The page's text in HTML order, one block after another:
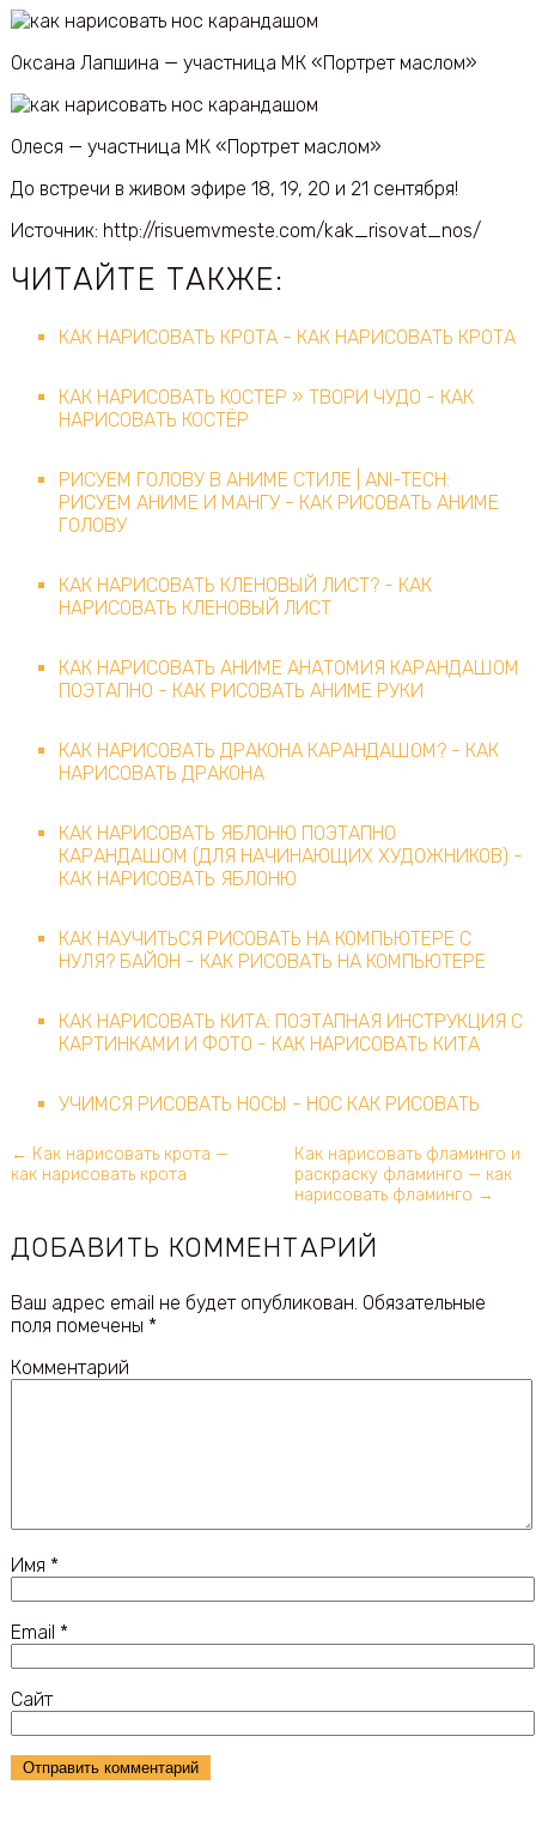
Оксана Лапшина — участница МК «Портрет маслом»
Олеся — участница МК «Портрет маслом»
До встречи в живом эфире 18, 19, 20 и 21 сентября!
Источник: http://risuemvmeste.com/kak_risovat_nos/
ЧИТАЙТЕ ТАКЖЕ:
КАК НАРИСОВАТЬ КРОТА - КАК НАРИСОВАТЬ КРОТА
КАК НАРИСОВАТЬ КОСТЕР » ТВОРИ ЧУДО - КАК
НАРИСОВАТЬ КОСТЁР
РИСУЕМ ГОЛОВУ В АНИМЕ СТИЛЕ | ANI-TECH:
РИСУЕМ АНИМЕ И МАНГУ - КАК РИСОВАТЬ АНИМЕ
ГОЛОВУ
КАК НАРИСОВАТЬ КЛЕНОВЫЙ ЛИСТ? - КАК
НАРИСОВАТЬ КЛЕНОВЫЙ ЛИСТ
КАК НАРИСОВАТЬ АНИМЕ АНАТОМИЯ КАРАНДАШОМ
ПОЭТАПНО - КАК РИСОВАТЬ АНИМЕ РУКИ
КАК НАРИСОВАТЬ ДРАКОНА КАРАНДАШОМ? - КАК
НАРИСОВАТЬ ДРАКОНА
КАК НАРИСОВАТЬ ЯБЛОНЮ ПОЭТАПНО
КАРАНДАШОМ (ДЛЯ НАЧИНАЮЩИХ ХУДОЖНИКОВ) -
КАК НАРИСОВАТЬ ЯБЛОНЮ
КАК НАУЧИТЬСЯ РИСОВАТЬ НА КОМПЬЮТЕРЕ С
НУЛЯ? БАЙОН - КАК РИСОВАТЬ НА КОМПЬЮТЕРЕ
КАК НАРИСОВАТЬ КИТА: ПОЭТАПНАЯ ИНСТРУКЦИЯ С
КАРТИНКАМИ И ФОТО - КАК НАРИСОВАТЬ КИТА
УЧИМСЯ РИСОВАТЬ НОСЫ - НОС КАК РИСОВАТЬ
← Как нарисовать крота —
как нарисовать крота
Как нарисовать фламинго и
раскраску фламинго — как
нарисовать фламинго →
ДОБАВИТЬ КОММЕНТАРИЙ
Ваш адрес email не будет опубликован. Обязательные
поля помечены *
Комментарий
Имя *
Email *
Сайт